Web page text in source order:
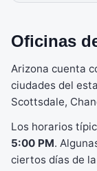
Oficinas
Arizona cuenta
ciudades del
Scottsdale,
Los horarios
5:00 PM.
ciertos días de